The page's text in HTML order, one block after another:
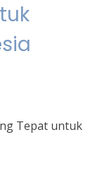
Tepat untuk